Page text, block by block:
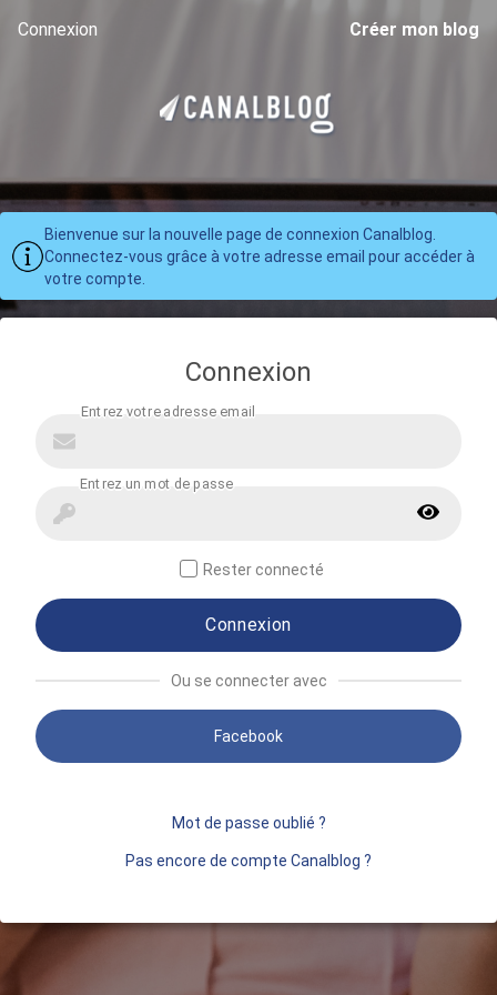
Connexion Créer mon blog
Bienvenue sur la nouvelle page de connexion Canalblog.
Connectez-vous grâce à votre adresse email pour accéder à
votre compte.
Connexion
Rester connecté
Connexion
Ou se connecter avec
Facebook
Mot de passe oublié ?
Pas encore de compte Canalblog ?